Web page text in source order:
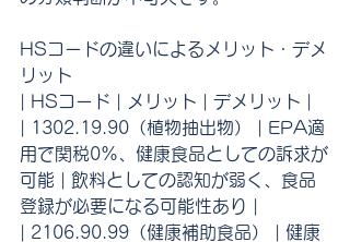
HSコードの違いによるメリット・デメ
リット
| HSコード | メリット | デメリット |
| 1302.19.90（植物抽出物） | EPA適
用で関税0%、健康食品としての訴求が
可能 | 飲料としての認知が弱く、食品
登録が必要になる可能性あり |
| 2106.90.99（健康補助食品） | 健康